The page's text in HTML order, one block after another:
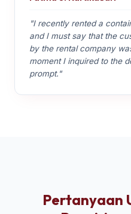
"I recently rented a
and I must say that the
by the rental company
moment I inquired to the
prompt."
Pertanyaan